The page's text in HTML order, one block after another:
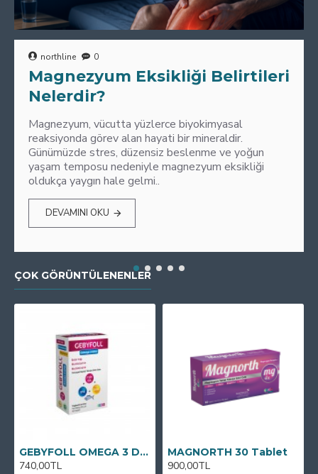
northline 0
Magnezyum Eksikliği Belirtileri
Nelerdir?
Magnezyum, vücutta yüzlerce biyokimyasal
reaksiyonda görev alan hayati bir mineraldir.
Günümüzde stres, düzensiz beslenme ve yoğun
yaşam temposu nedeniyle magnezyum eksikliği
oldukça yaygın hale gelmi..
DEVAMINI OKU
ÇOK GÖRÜNTÜLENENLER
GEBYFOLL OMEGA 3 DHA
740,00TL
MAGNORTH 30 Tablet
900,00TL